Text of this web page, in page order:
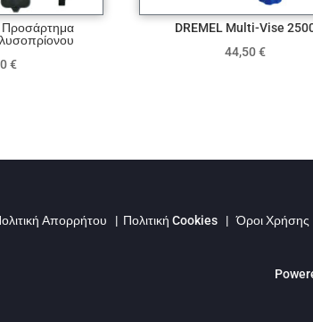
Προσάρτημα
€
DREMEL Multi-Vise
44,50€
Απορρήτου | Πολιτική Cookies|Όροι Χρήσης